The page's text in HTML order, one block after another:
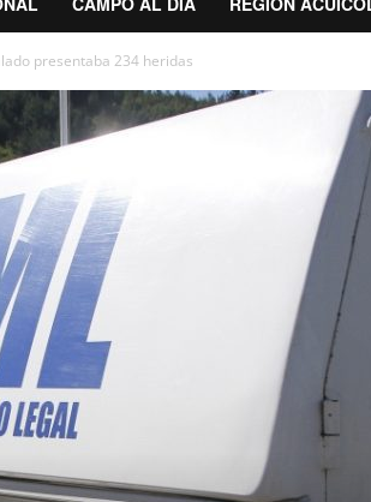
presentaba 234 heridas